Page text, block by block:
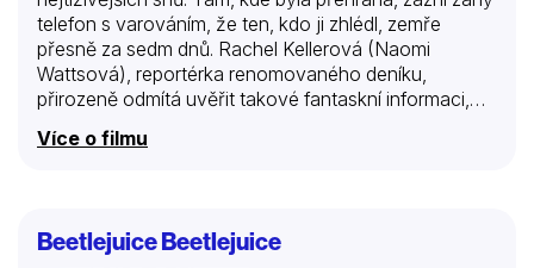
telefon s varováním, že ten, kdo ji zhlédl, zemře
přesně za sedm dnů. Rachel Kellerová (Naomi
Wattsová), reportérka renomovaného deníku,
přirozeně odmítá uvěřit takové fantaskní informaci,
smrti čtyř teenagerů, rozhodne se přijít celé věci na
skutečně vzápětí zazvoní. Zbývá jen sedm dní a nocí,
Více o filmu
Beetlejuice Beetlejuice